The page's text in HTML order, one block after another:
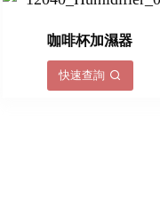
咖啡杯加濕器
快速查詢